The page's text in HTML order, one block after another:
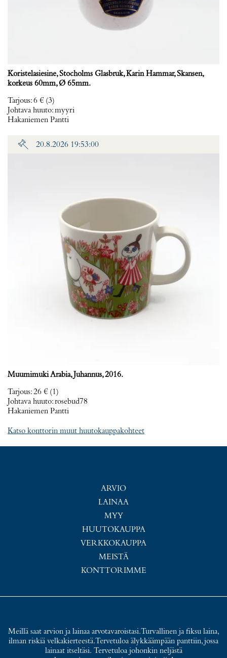
Koristelasiesine, Stocholms Glasbruk, Karin Hammar, Skansen,
korkeus 60mm, Ø 65mm.
Tarjous:6 € (3)
Johtava huuto:myyri
Hakaniemen Pantti
20.8.2026 19:53:00
Muumimuki Arabia, Juhannus, 2016.
Tarjous:26 € (1)
Johtava huuto:rosebud78
Hakaniemen Pantti
Katso konttorin muut huutokauppakohteet
ARVIO
LAINAA
MYY
HUUTOKAUPPA
VERKKOKAUPPA
MEISTÄ
KONTTORIMME
Meillä saat arvion ja lainaa arvotavaroistasi. Turvallinen ja fiksu laina,
ilman riskiä velkakierteestä. Tervetuloa älykkäämpään panttiin, jossa
lainaat itseltäsi. Tervetuloa johonkin neljästä